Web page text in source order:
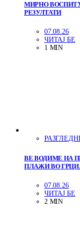
МИРНО
РЕЗУЛТАТИ
07.08.26
ЧИТАЈ БЕ
1 MIN
ВЕ ВОДИМЕ НА
ПЛАЖИ ВО
07.08.26
ЧИТАЈ БЕ
2 MIN